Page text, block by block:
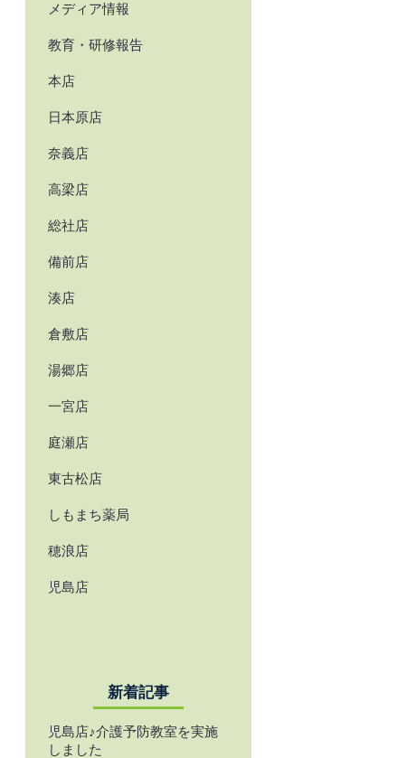
メディア情報
教育・研修報告
本店
日本原店
奈義店
高梁店
総社店
備前店
湊店
倉敷店
湯郷店
一宮店
庭瀬店
東古松店
しもまち薬局
穂浪店
児島店
新着記事
児島店♪介護予防教室を実施
しました